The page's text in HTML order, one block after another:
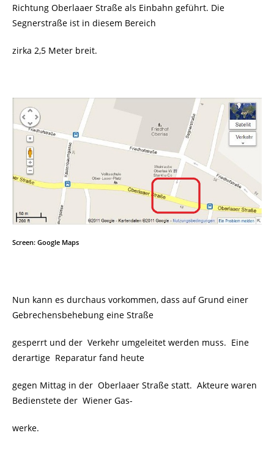
Richtung Oberlaaer Straße als Einbahn geführt. Die
Segnerstraße ist in diesem Bereich
zirka 2,5 Meter breit.
Screen: Google Maps
Nun kann es durchaus vorkommen, dass auf Grund einer
Gebrechensbehebung eine Straße
gesperrt und der Verkehr umgeleitet werden muss. Eine
derartige Reparatur fand heute
gegen Mittag in der Oberlaaer Straße statt. Akteure waren
Bedienstete der Wiener Gas-
werke.